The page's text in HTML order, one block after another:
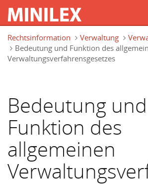
Rechtsinformation Verwaltung
Bedeutung und Funktion des
Verwaltungsverfahrensgesetzes
Bedeutung und
Funktion des
allgemeinen